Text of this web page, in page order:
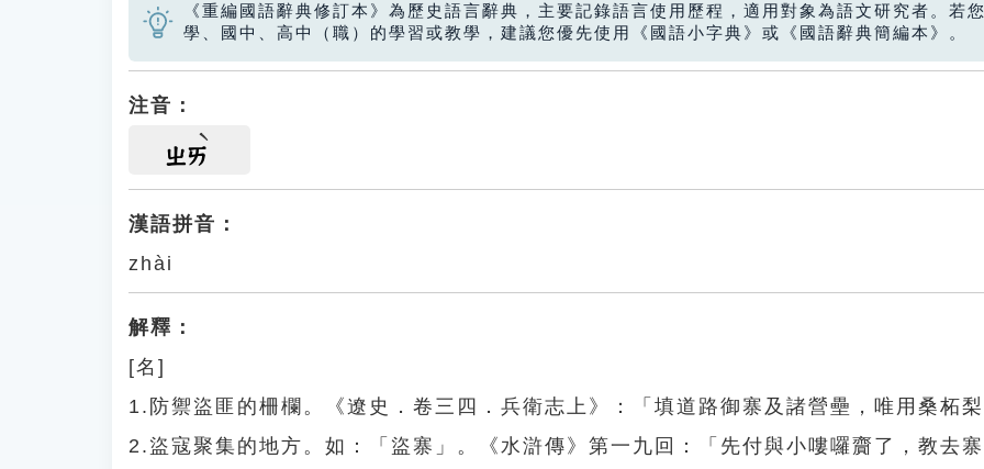
《重編國語辭典修訂本》為歷史語言辭典，主要記錄語言使用歷程，適用對象為語文研究者。若
學、國中、高中（職）的學習或教學，建議您優先使用《國語小字典》或《國語辭典簡編本》。
注音：
ㄓㄞ
漢語拼音：
zhài
解釋：
[名]
1.防禦盜匪的柵欄。《遼史．卷三四．兵衛志上》：「填道路御寨及諸營壘，唯用桑柘
2.盜寇聚集的地方。如：「盜寨」。《水滸傳》第一九回：「先付與小嘍囉齎了，教去